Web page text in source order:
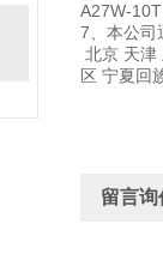
A27W-
7、本公司
北京 天津
区 宁夏回
留言询